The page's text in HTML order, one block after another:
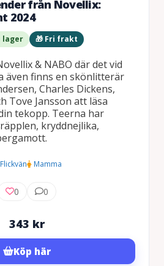
från Novellix:
2024
lager 🎁 Fri frakt
& NABO där det vid
även finns en skönlitterär
Charles Dickens,
Tove Jansson att läsa
tekopp. Teerna har
kryddnejlika,
Flickvän Mamma
0 0
343 kr
Köp här